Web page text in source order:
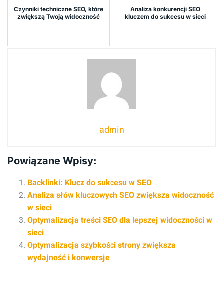
Czynniki techniczne SEO, które
zwiększą Twoją widoczność
Analiza konkurencji SEO
kluczem do sukcesu w sieci
admin
Powiązane Wpisy:
Backlinki: Klucz do sukcesu w SEO
Analiza słów kluczowych SEO zwiększa widoczność
w sieci
Optymalizacja treści SEO dla lepszej widoczności w
sieci
Optymalizacja szybkości strony zwiększa
wydajność i konwersje